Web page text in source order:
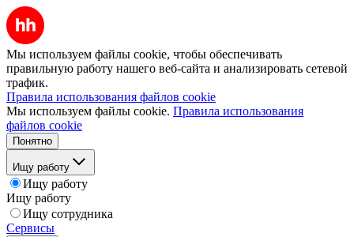
Мы используем файлы cookie, чтобы обеспечивать
правильную работу нашего веб-сайта и анализировать сетевой
трафик.
Правила использования файлов cookie
Мы используем файлы cookie. Правила использования
файлов cookie
Понятно
Ищу работу
Ищу работу
Ищу работу
Ищу сотрудника
Сервисы